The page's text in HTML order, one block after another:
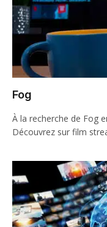
Fog
À la recherche de Fog
Découvrez sur film